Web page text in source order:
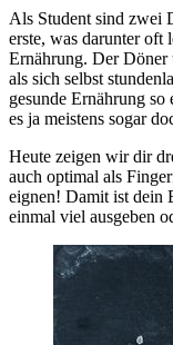
Als Student sind zwei
erste, was darunter oft
Ernährung. Der Döner
als sich selbst
gesunde Ernährung so
es ja meistens sogar
Heute zeigen wir dir
auch optimal als
eignen! Damit ist dein
einmal viel ausgeben